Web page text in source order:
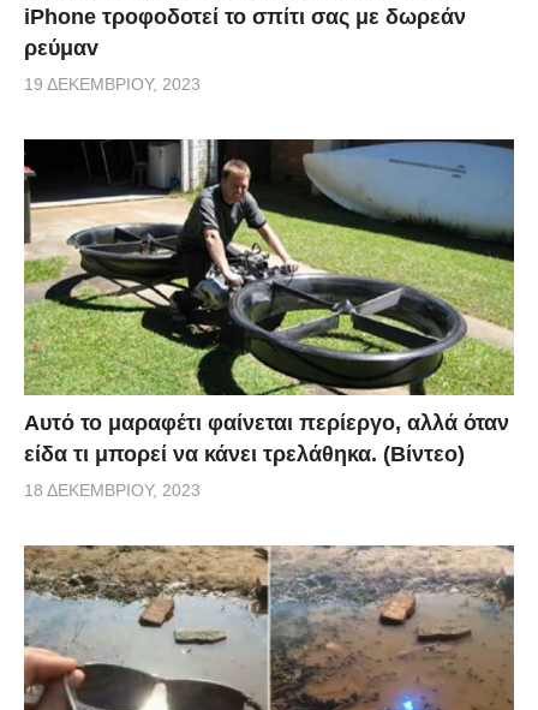
iPhone τροφοδοτεί το σπίτι σας με δωρεάν
ρεύμαv
19 ΔΕΚΕΜΒΡΊΟΥ, 2023
Αυτό το μαραφέτι φαίνεται περίεργο, αλλά όταν
είδα τι μπορεί να κάνει τρελάθηκα. (Βίντεο)
18 ΔΕΚΕΜΒΡΊΟΥ, 2023